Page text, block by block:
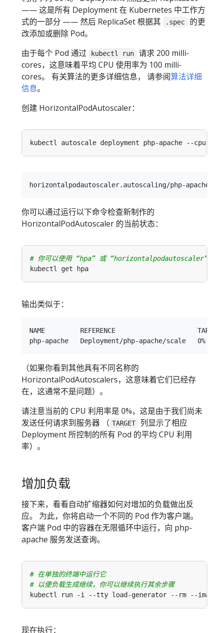
—— 这是所有 Deployment 在 Kubernetes 中工作方
式的一部分 —— 然后 ReplicaSet 根据其
.spec
的更
改添加或删除 Pod。
由于每个 Pod 通过
kubectl run
请求 200 milli-
cores，这意味着平均 CPU 使用率为 100 milli-
cores。 有关算法的更多详细信息， 请参阅算法详细
信息。
创建 HorizontalPodAutoscaler：
kubectl autoscale deployment php-apache --cpu-
你可以通过运行以下命令检查新制作的
HorizontalPodAutoscaler 的当前状态：
# 你可以使用 “hpa” 或 “horizontalpodautoscaler”；任
输出类似于：
NAME         REFERENCE                     TARGET
（如果你看到其他具有不同名称的
HorizontalPodAutoscalers，这意味着它们已经存
在，这通常不是问题）。
请注意当前的 CPU 利用率是 0%，这是由于我们尚未
发送任何请求到服务器 （ TARGET
列显示了相应
Deployment 所控制的所有 Pod 的平均 CPU 利用
率）。
增加负载
接下来，看看自动扩缩器如何对增加的负载做出反
应。 为此，你将启动一个不同的 Pod 作为客户端。
客户端 Pod 中的容器在无限循环中运行，向 php-
apache 服务发送查询。
# 在单独的终端中运行它
# 以便负载生成继续，你可以继续执行其余步骤
kubectl run -i --tty load-generator --rm --image
现在执行：